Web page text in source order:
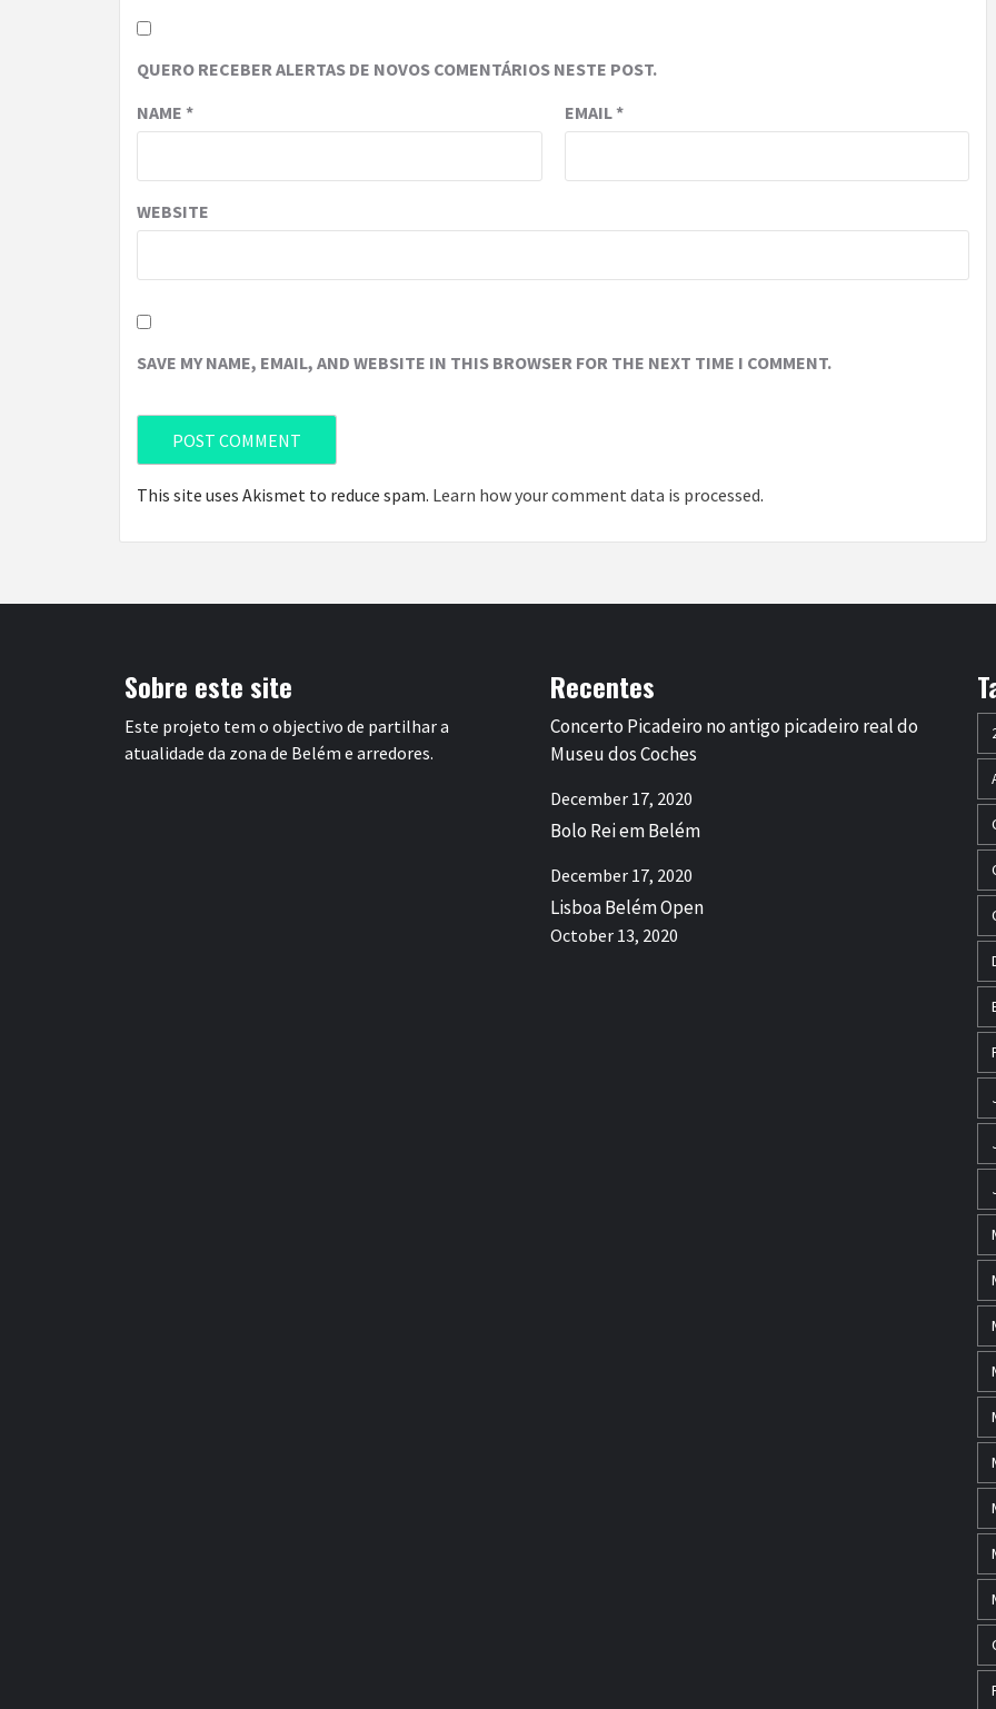
QUERO RECEBER ALERTAS DE NOVOS COMENTÁRIOS NESTE POST.
NAME * EMAIL*
WEBSITE
SAVE MY NAME, EMAIL, AND WEBSITE IN THIS BROWSER FOR THE NEXT TIME I COMMENT.
This site uses Akismet to reduce spam. Learn how your comment data is processed.
Sobre este site
Este projeto tem o objectivo de partilhar a
atualidade da zona de Belém e arredores.
Recentes
Concerto Picadeiro no antigo picadeiro real do
Museu dos Coches
December 17, 2020
Bolo Rei em Belém
December 17, 2020
Lisboa Belém Open
October 13, 2020